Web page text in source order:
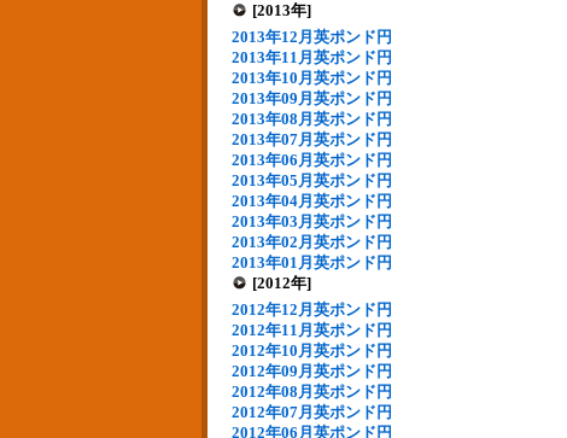
[2013年]
2013年12月英ポンド円
2013年11月英ポンド円
2013年10月英ポンド円
2013年09月英ポンド円
2013年08月英ポンド円
2013年07月英ポンド円
2013年06月英ポンド円
2013年05月英ポンド円
2013年04月英ポンド円
2013年03月英ポンド円
2013年02月英ポンド円
2013年01月英ポンド円
[2012年]
2012年12月英ポンド円
2012年11月英ポンド円
2012年10月英ポンド円
2012年09月英ポンド円
2012年08月英ポンド円
2012年07月英ポンド円
2012年06月英ポンド円